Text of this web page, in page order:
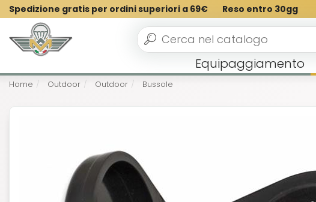
Spedizione gratis per ordini superiori a 69€ Reso entro 30gg
Equipaggiamento
Home Outdoor Outdoor Bussole